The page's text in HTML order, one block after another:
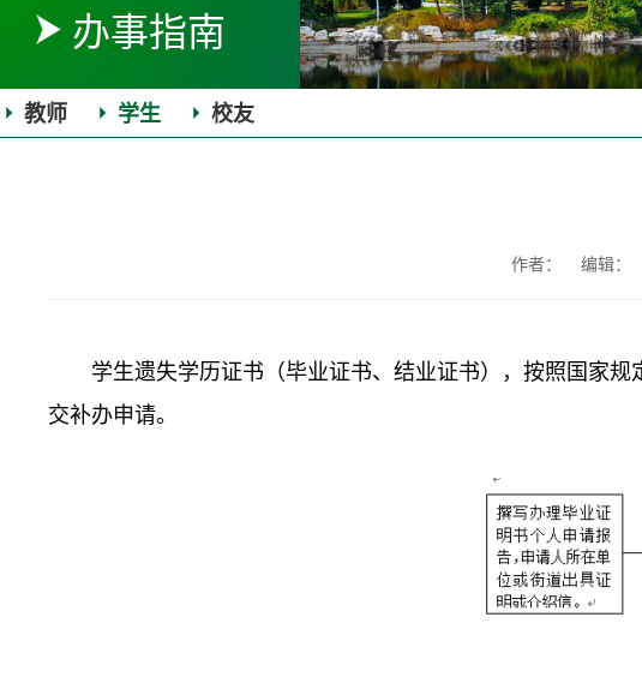
办事指南
教师 学生 校友
作者： 编辑：
学生遗失学历证书（毕业证书、结业证书），按照国家
交补办申请。